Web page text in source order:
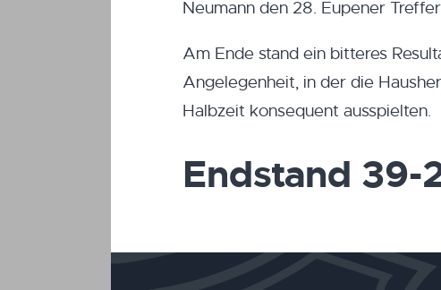
Neumann den 28. Eupener
Am Ende stand ein bitteres
Angelegenheit, in der die
Halbzeit konsequent ausspielten.
Endstand 39-